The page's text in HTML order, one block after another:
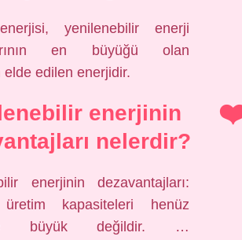
yenilenebilir enerji
en büyüğü olan
elde edilen enerjidir.
enerjinin
nelerdir?
enerjinin dezavantajları:
kapasiteleri henüz
büyük değildir. …